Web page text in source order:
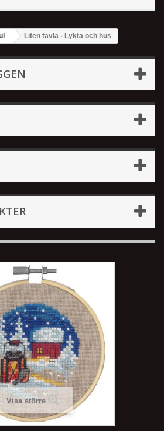
Liten tavla - Lykta och hus
Visa större